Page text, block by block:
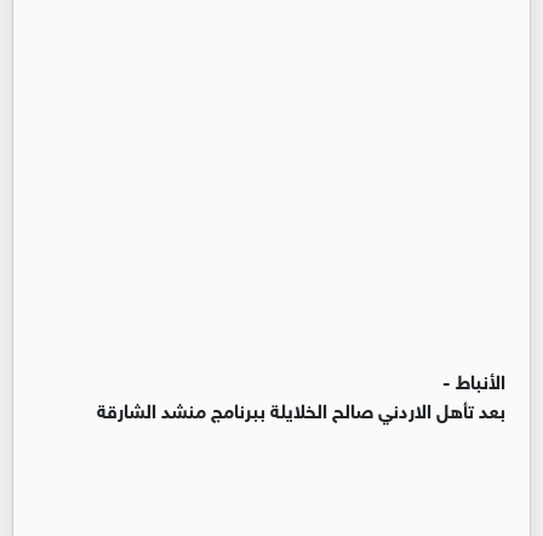
الأنباط -
بعد تأهل الاردني صالح الخلايلة ببرنامج منشد الشارقة